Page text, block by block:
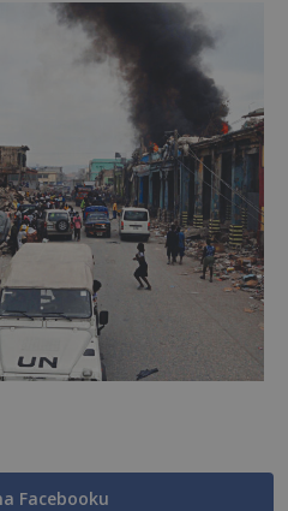
Facebooku